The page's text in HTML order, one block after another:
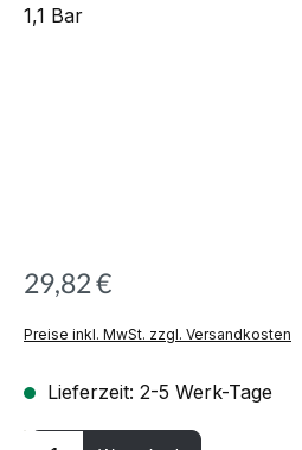
29,82 €
Preise inkl. MwSt. zzgl. Versandkosten
Lieferzeit: 2-5 Werk-Tage
Produkt Anzahl: Gib den